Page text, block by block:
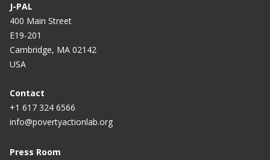
J-PAL
400 Main Street
E19-201
Cambridge, MA 02142
USA
Contact
+1 617 324 6566
info@povertyactionlab.org
Press Room